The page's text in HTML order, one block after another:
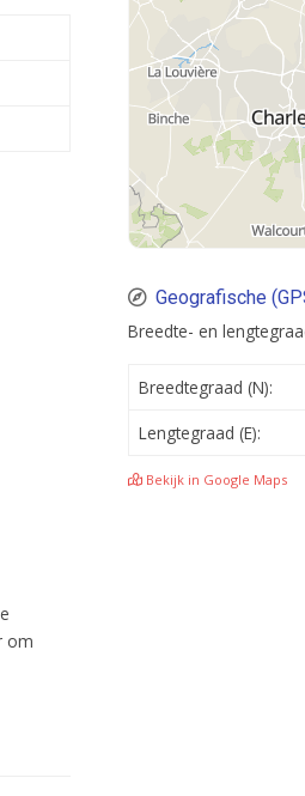
om
Geografische
Breedte- en
Breedtegraad (N):
Lengtegraad (E):
Bekijk in Google Maps